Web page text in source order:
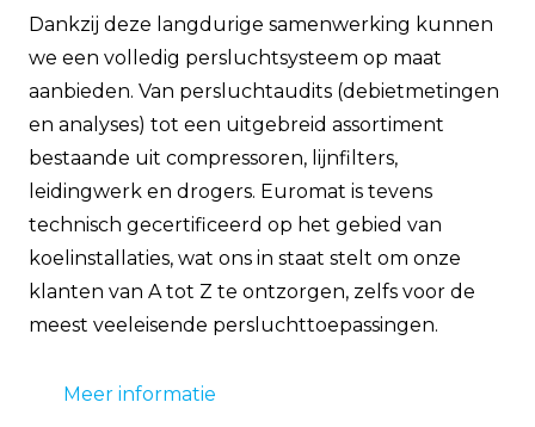
Dankzij deze langdurige samenwerking kunnen
we een volledig persluchtsysteem op maat
aanbieden. Van persluchtaudits (debietmetingen
en analyses) tot een uitgebreid assortiment
bestaande uit compressoren, lijnfilters,
leidingwerk en drogers. Euromat is tevens
technisch gecertificeerd op het gebied van
koelinstallaties, wat ons in staat stelt om onze
klanten van A tot Z te ontzorgen, zelfs voor de
meest veeleisende persluchttoepassingen.
Meer informatie